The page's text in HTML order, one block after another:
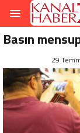
Basın
29